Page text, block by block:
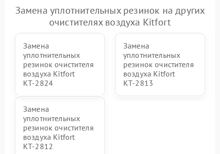
Замена уплотнительных резинок на других
очистителях воздуха Kitfort
Замена
уплотнительных
резинок очистителя
воздуха Kitfort
КТ-2824
Замена
уплотнительных
резинок очистителя
воздуха Kitfort
КТ-2813
Замена
уплотнительных
резинок очистителя
воздуха Kitfort
КТ-2812